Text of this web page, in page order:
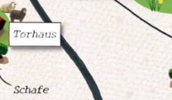
Torhaus
Schafe